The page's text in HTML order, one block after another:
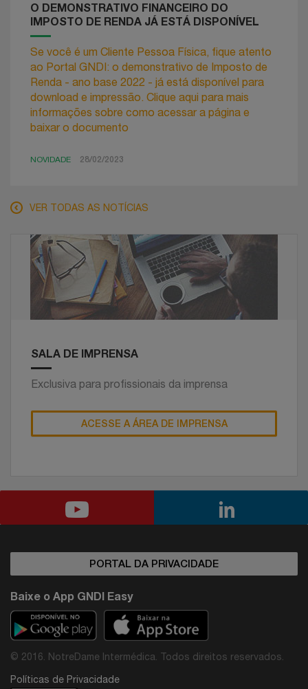
O DEMONSTRATIVO FINANCEIRO DO
IMPOSTO DE RENDA JÁ ESTÁ DISPONÍVEL
Se você é um Cliente Pessoa Física, fique atento
ao Portal GNDI: o demonstrativo de Imposto de
Renda - ano base 2022 - já está disponível para
download e impressão. Clique aqui para mais
informações sobre como acessar a página e
baixar o documento
NOVIDADE 28/02/2023
VER TODAS AS NOTÍCIAS
SALA DE IMPRENSA
Exclusiva para profissionais da imprensa
ACESSE A ÁREA DE IMPRENSA
PORTAL DA PRIVACIDADE
Baixe o App GNDI Easy
© 2016. NotreDame Intermédica. Todos direitos reservados.
Políticas de Privacidade